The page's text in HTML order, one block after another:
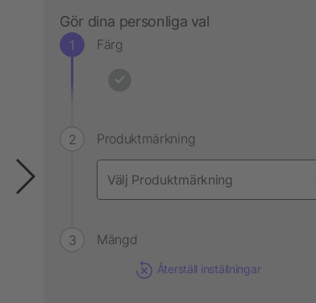
Gör dina personliga val
Färg
Produktmärkning
Mängd
Återställ inställningar